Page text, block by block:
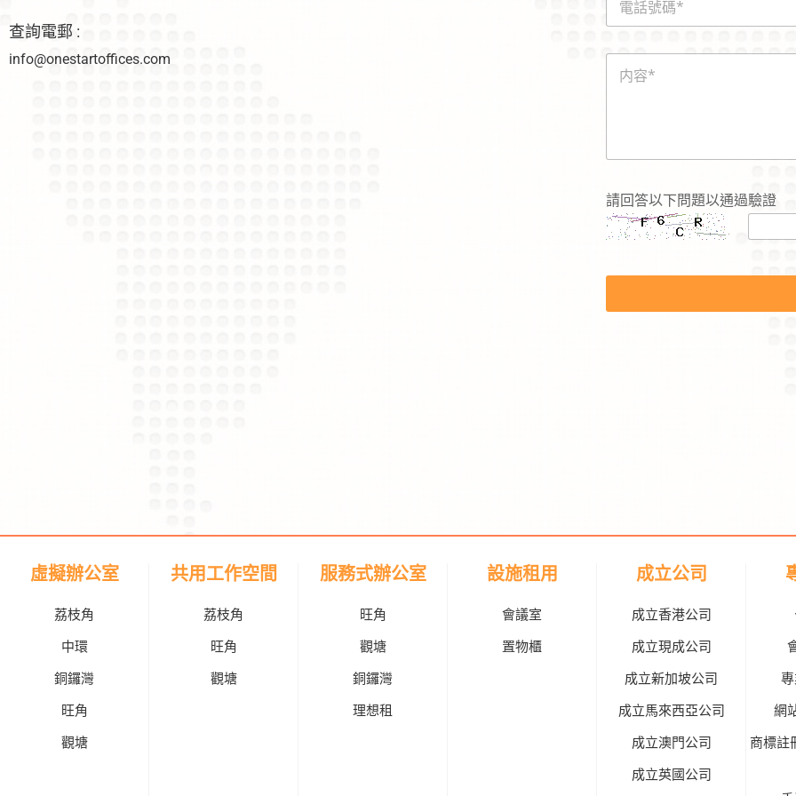
查詢電郵 :
info@onestartoffices.com
號
a
l
*
内
請回答以下問題以通過驗證
虛擬辦公室
荔枝角
中環
銅鑼灣
旺角
觀塘
共用工作空間
荔枝角
旺角
觀塘
服務式辦公室
旺角
觀塘
銅鑼灣
理想租
設施租用
會議室
置物櫃
成立公司
成立香港公司
成立現成公司
成立新加坡公司
成立馬來西亞公司
成立澳門公司
成立英國公司
網
商標註